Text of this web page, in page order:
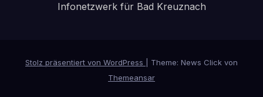
Infonetzwerk für Bad Kreuznach
Stolz präsentiert von WordPress
Theme: News Click von
Themeansar